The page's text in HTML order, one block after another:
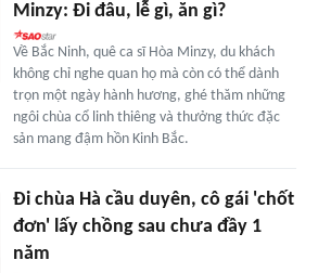
Minzy: Đi đâu, lễ gì, ăn gì?
Về Bắc Ninh, quê ca sĩ Hòa Minzy, du khách
không chỉ nghe quan họ mà còn có thể dành
trọn một ngày hành hương, ghé thăm những
ngôi chùa cổ linh thiêng và thưởng thức đặc
sản mang đậm hồn Kinh Bắc.
Đi chùa Hà cầu duyên, cô gái 'chốt
đơn' lấy chồng sau chưa đầy 1
năm